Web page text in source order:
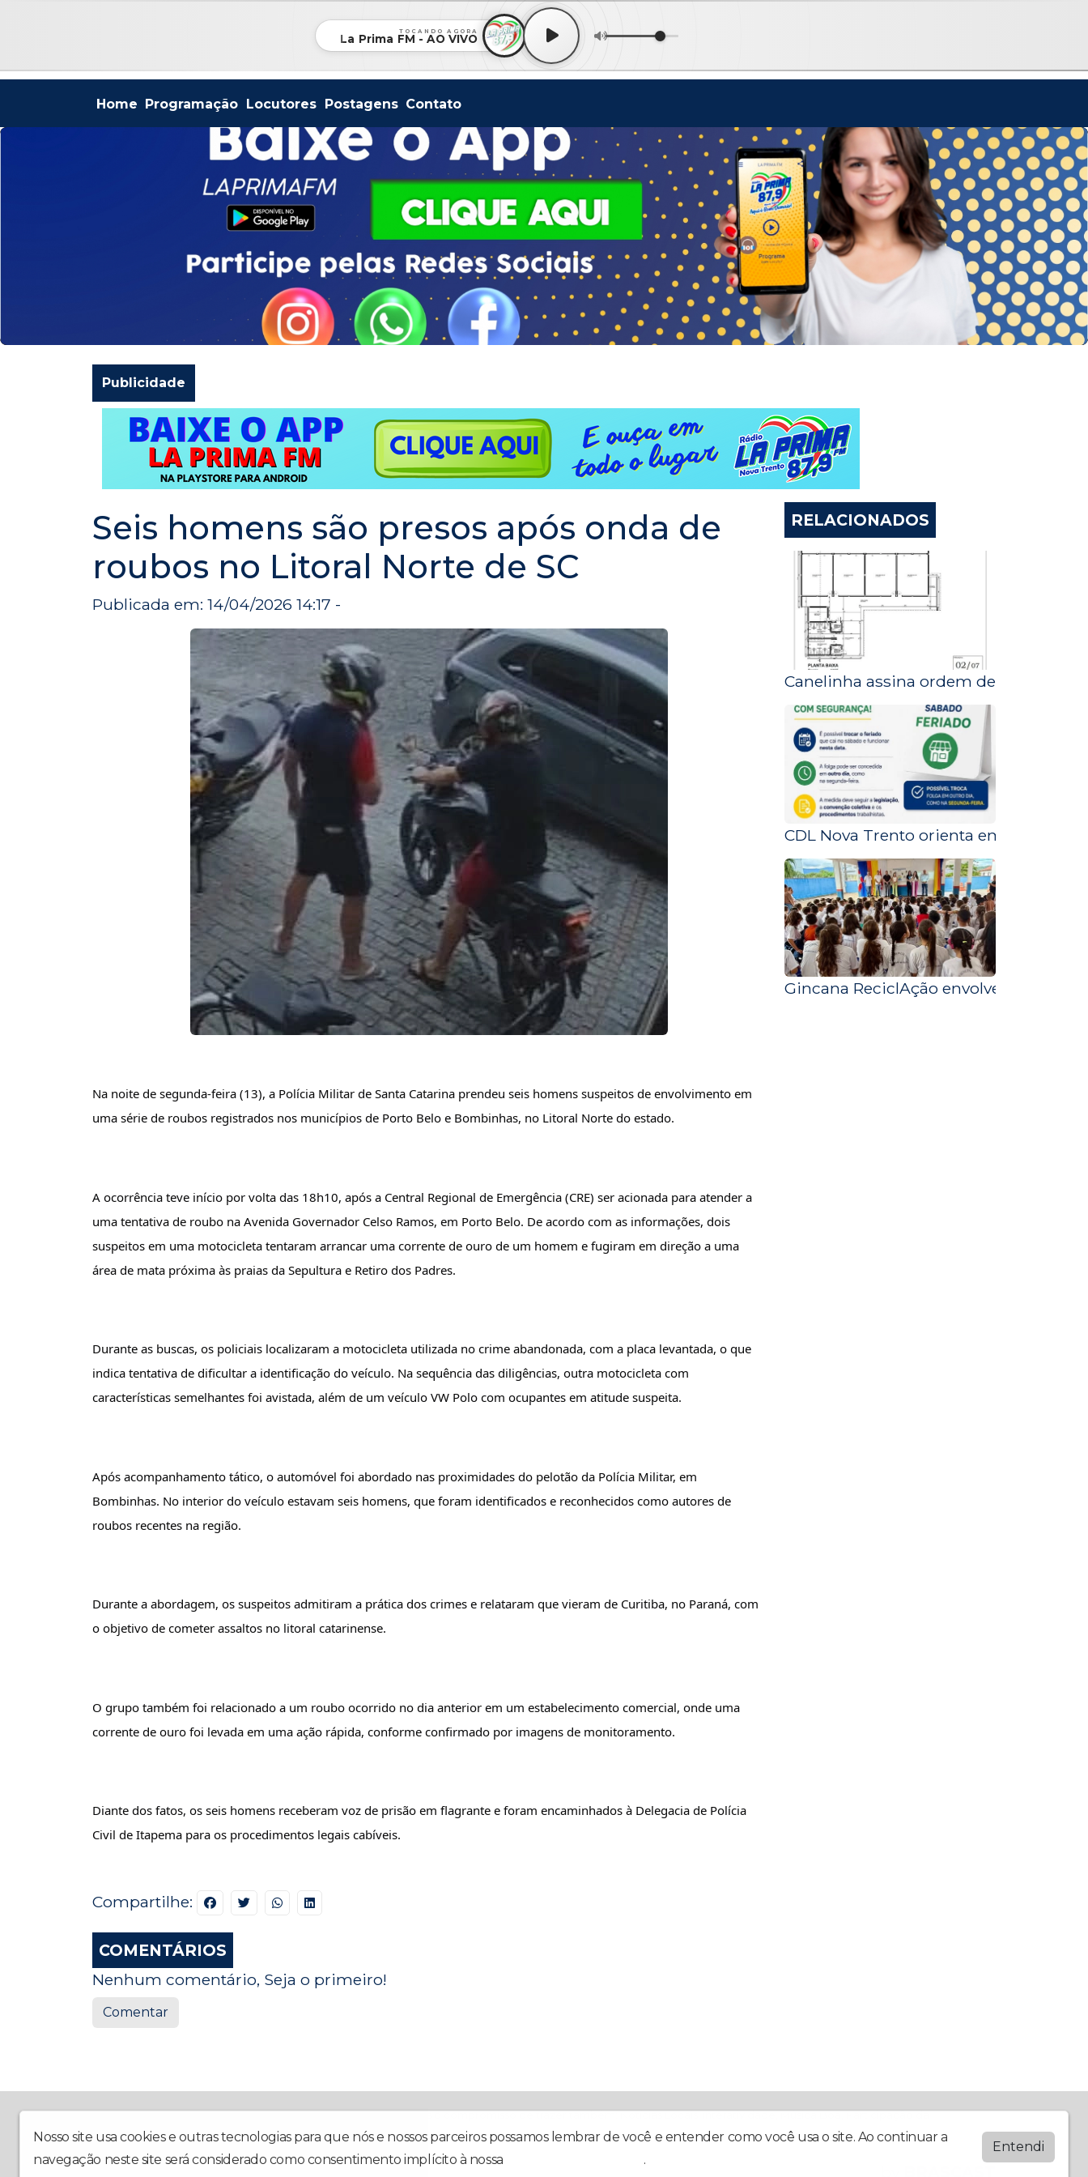
TOCANDO AGORA
La Prima FM - AO VIVO
Home Programação Locutores Postagens Contato
Publicidade
Seis homens são presos após onda de
roubos no Litoral Norte de SC
Publicada em: 14/04/2026 14:17 -
Na noite de segunda-feira (13), a Polícia Militar de Santa Catarina prendeu seis homens suspeitos de envolvimento em
uma série de roubos registrados nos municípios de Porto Belo e Bombinhas, no Litoral Norte do estado.
A ocorrência teve início por volta das 18h10, após a Central Regional de Emergência (CRE) ser acionada para atender a
uma tentativa de roubo na Avenida Governador Celso Ramos, em Porto Belo. De acordo com as informações, dois
suspeitos em uma motocicleta tentaram arrancar uma corrente de ouro de um homem e fugiram em direção a uma
área de mata próxima às praias da Sepultura e Retiro dos Padres.
Durante as buscas, os policiais localizaram a motocicleta utilizada no crime abandonada, com a placa levantada, o que
indica tentativa de dificultar a identificação do veículo. Na sequência das diligências, outra motocicleta com
características semelhantes foi avistada, além de um veículo VW Polo com ocupantes em atitude suspeita.
Após acompanhamento tático, o automóvel foi abordado nas proximidades do pelotão da Polícia Militar, em
Bombinhas. No interior do veículo estavam seis homens, que foram identificados e reconhecidos como autores de
roubos recentes na região.
Durante a abordagem, os suspeitos admitiram a prática dos crimes e relataram que vieram de Curitiba, no Paraná, com
o objetivo de cometer assaltos no litoral catarinense.
O grupo também foi relacionado a um roubo ocorrido no dia anterior em um estabelecimento comercial, onde uma
corrente de ouro foi levada em uma ação rápida, conforme confirmado por imagens de monitoramento.
Diante dos fatos, os seis homens receberam voz de prisão em flagrante e foram encaminhados à Delegacia de Polícia
Civil de Itapema para os procedimentos legais cabíveis.
Compartilhe:
COMENTÁRIOS
Nenhum comentário, Seja o primeiro!
Comentar
RELACIONADOS
Canelinha assina ordem de serviço
CDL Nova Trento orienta empresas
Gincana ReciclAção envolve escola de
Nosso site usa cookies e outras tecnologias para que nós e nossos parceiros possamos lembrar de você e entender como você usa o site. Ao continuar a
navegação neste site será considerado como consentimento implícito à nossa
.
Entendi
A Rádio La Prima FM chegou trazendo muito mais alegria! Temos o compromisso de trazer também: Notícias Locais, Interatividade, Música Boa, Participação da
Comunidade e Boa Companhia Todo Dia.